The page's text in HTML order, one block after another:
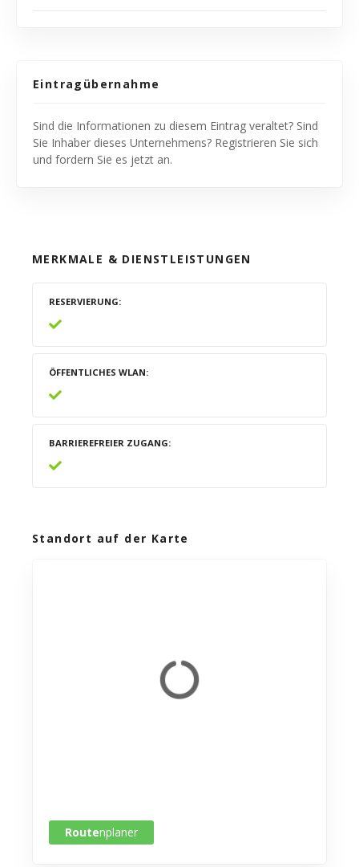
Eintragübernahme
Sind die Informationen zu diesem Eintrag veraltet? Sind
Sie Inhaber dieses Unternehmens? Registrieren Sie sich
und fordern Sie es jetzt an.
MERKMALE & DIENSTLEISTUNGEN
RESERVIERUNG
ÖFFENTLICHES WLAN
BARRIEREFREIER ZUGANG
Standort auf der Karte
Routenplaner